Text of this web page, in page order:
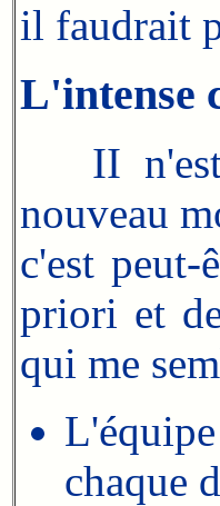
il faudrait
L'intense
II n'est
nouveau
c'est
priori et
qui me
chaque